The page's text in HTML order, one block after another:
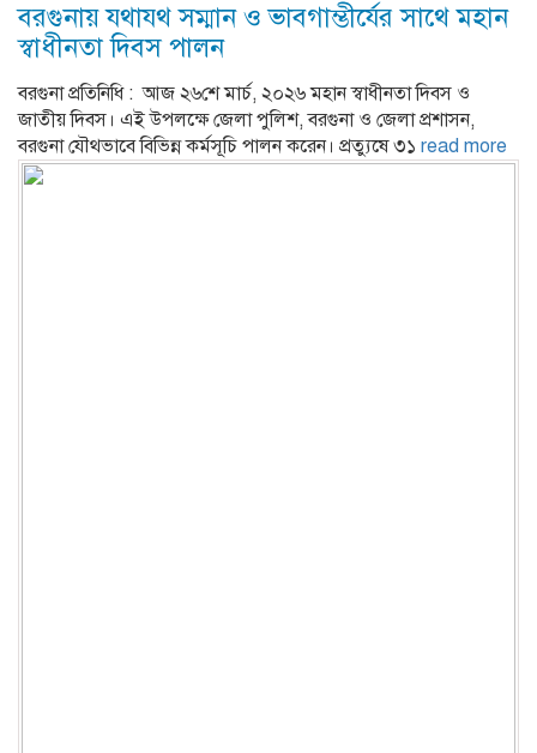
বরগুনায় যথাযথ সম্মান ও ভাবগাম্ভীর্যের সাথে মহান
স্বাধীনতা দিবস পালন
বরগুনা প্রতিনিধি : ‎ আজ ২৬শে মার্চ, ২০২৬ মহান স্বাধীনতা দিবস ও
জাতীয় দিবস। এই উপলক্ষে জেলা পুলিশ, বরগুনা ও জেলা প্রশাসন,
বরগুনা যৌথভাবে বিভিন্ন কর্মসূচি পালন করেন। প্রত্যুষে ৩১ read more